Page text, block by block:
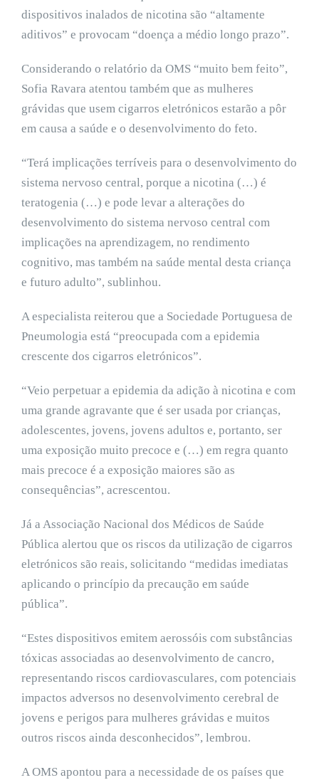
dispositivos inalados de nicotina são “altamente
aditivos” e provocam “doença a médio longo prazo”.
Considerando o relatório da OMS “muito bem feito”,
Sofia Ravara atentou também que as mulheres
grávidas que usem cigarros eletrónicos estarão a pôr
em causa a saúde e o desenvolvimento do feto.
“Terá implicações terríveis para o desenvolvimento do
sistema nervoso central, porque a nicotina (…) é
teratogenia (…) e pode levar a alterações do
desenvolvimento do sistema nervoso central com
implicações na aprendizagem, no rendimento
cognitivo, mas também na saúde mental desta criança
e futuro adulto”, sublinhou.
A especialista reiterou que a Sociedade Portuguesa de
Pneumologia está “preocupada com a epidemia
crescente dos cigarros eletrónicos”.
“Veio perpetuar a epidemia da adição à nicotina e com
uma grande agravante que é ser usada por crianças,
adolescentes, jovens, jovens adultos e, portanto, ser
uma exposição muito precoce e (…) em regra quanto
mais precoce é a exposição maiores são as
consequências”, acrescentou.
Já a Associação Nacional dos Médicos de Saúde
Pública alertou que os riscos da utilização de cigarros
eletrónicos são reais, solicitando “medidas imediatas
aplicando o princípio da precaução em saúde
pública”.
“Estes dispositivos emitem aerossóis com substâncias
tóxicas associadas ao desenvolvimento de cancro,
representando riscos cardiovasculares, com potenciais
impactos adversos no desenvolvimento cerebral de
jovens e perigos para mulheres grávidas e muitos
outros riscos ainda desconhecidos”, lembrou.
A OMS apontou para a necessidade de os países que